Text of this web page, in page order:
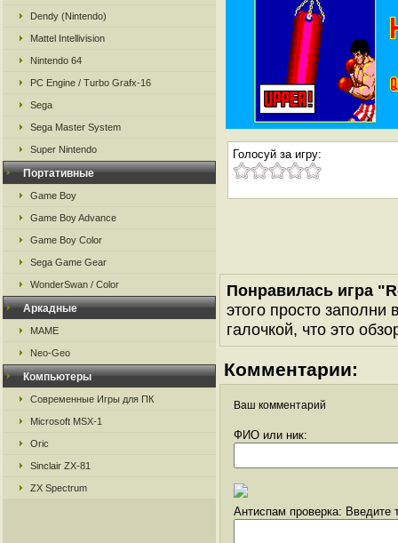
Dendy (Nintendo)
Mattel Intellivision
Nintendo 64
PC Engine / Turbo Grafx-16
Sega
Sega Master System
Super Nintendo
Портативные
Game Boy
Game Boy Advance
Game Boy Color
Sega Game Gear
WonderSwan / Color
Аркадные
MAME
Neo-Geo
Компьютеры
Современные Игры для ПК
Microsoft MSX-1
Oric
Sinclair ZX-81
ZX Spectrum
Голосуй за игру:
Понравилась игра
этого просто заполни
галочкой, что это
Комментарии:
Ваш комментарий
ФИО или ник:
Антиспам проверка: Введите